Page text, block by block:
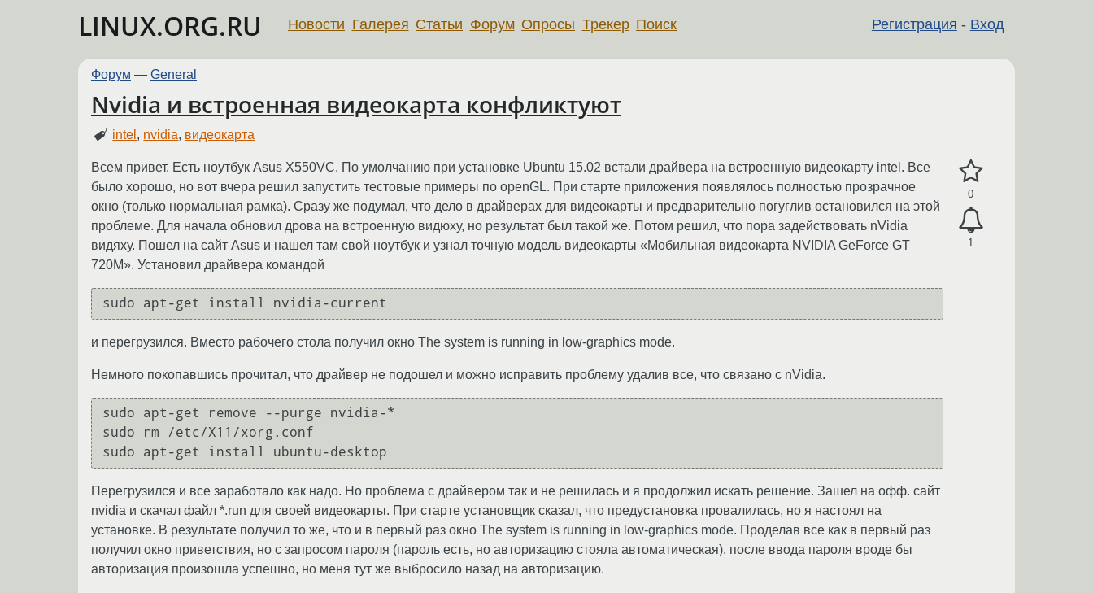
LINUX.ORG.RU Регистрация - Вход
Новости Галерея Статьи Форум Опросы Трекер Поиск
Форум — General
Nvidia и встроенная видеокарта конфликтуют
intel , nvidia, видеокарта
0
1
Всем привет. Есть ноутбук Asus X550VC. По умолчанию при установке Ubuntu 15.02 встали драйвера на встроенную видеокарту intel. Все
было хорошо, но вот вчера решил запустить тестовые примеры по openGL. При старте приложения появлялось полностью прозрачное
окно (только нормальная рамка). Сразу же подумал, что дело в драйверах для видеокарты и предварительно погуглив остановился на этой
проблеме. Для начала обновил дрова на встроенную видюху, но результат был такой же. Потом решил, что пора задействовать nVidia
видяху. Пошел на сайт Asus и нашел там свой ноутбук и узнал точную модель видеокарты «Мобильная видеокарта NVIDIA GeForce GT
720M». Установил драйвера командой
sudo apt-get install nvidia-current
и перегрузился. Вместо рабочего стола получил окно The system is running in low-graphics mode.
Немного покопавшись прочитал, что драйвер не подошел и можно исправить проблему удалив все, что связано с nVidia.
sudo apt-get remove --purge nvidia-*
sudo rm /etc/X11/xorg.conf
Перегрузился и все заработало как надо. Но проблема с драйвером так и не решилась и я продолжил искать решение. Зашел на офф. сайт
nvidia и скачал файл *.run для своей видеокарты. При старте установщик сказал, что предустановка провалилась, но я настоял на
установке. В результате получил то же, что и в первый раз окно The system is running in low-graphics mode. Проделав все как в первый раз
получил окно приветствия, но с запросом пароля (пароль есть, но авторизацию стояла автоматическая). после ввода пароля вроде бы
авторизация произошла успешно, но меня тут же выбросило назад на авторизацию.